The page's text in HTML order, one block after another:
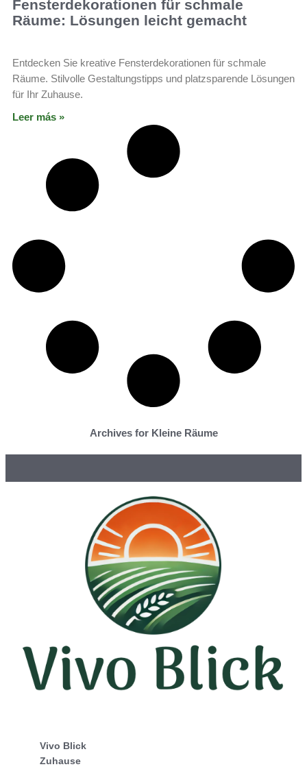
Fensterdekorationen für schmale
Räume: Lösungen leicht gemacht
Entdecken Sie kreative Fensterdekorationen für schmale
Räume. Stilvolle Gestaltungstipps und platzsparende Lösungen
für Ihr Zuhause.
Leer más »
Archives for Kleine Räume
Vivo Blick
Zuhause